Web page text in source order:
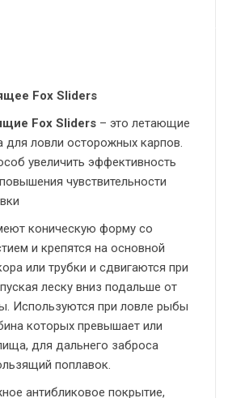
Fox Sliders
Fox Sliders – это летающие
для ловли осторожных карпов.
увеличить эффективность
чувствительности
коническую форму со
и крепятся на основной
или трубки и сдвигаются при
леску вниз подальше от
Используются при ловле рыбы
которых превышает или
для дальнего заброса
поплавок.
антибликовое покрытие,